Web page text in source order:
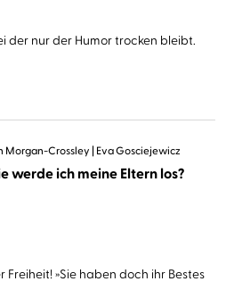
der nur der Humor trocken bleibt.
Morgan-Crossley Eva Gosciejewicz
werde ich meine Eltern los?
Freiheit! »Sie haben doch ihr Bestes